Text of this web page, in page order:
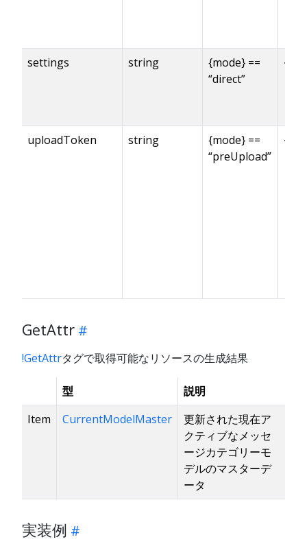
settings string
{mode} ==
“direct”
✓※
uploadToken string
{mode} ==
“preUpload”
✓※
GetAttr
!GetAttrタグで取得可能なリソースの生成結果
型
説明
Item
CurrentModelMaster
更新された現在ア
クティブなメッセ
ージカテゴリーモ
デルのマスターデ
ータ
実装例